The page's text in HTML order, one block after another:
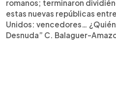
romanos; terminaron
estas nuevas repúblicas
Unidos: vencedores…
Desnuda” C. Balaguer-